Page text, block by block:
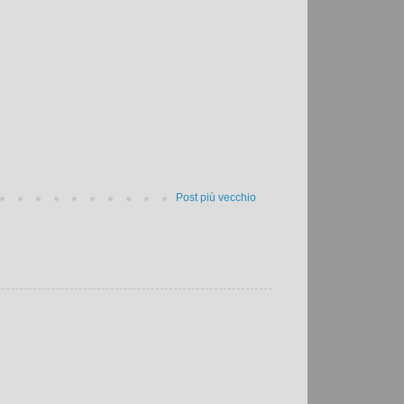
Post più vecchio